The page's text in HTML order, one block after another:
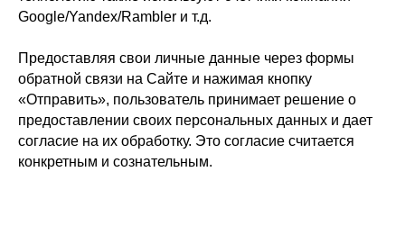
Google/Yandex/Rambler и т.д.
Предоставляя свои личные данные через формы
обратной связи на Сайте и нажимая кнопку
«Отправить», пользователь принимает решение о
предоставлении своих персональных данных и дает
согласие на их обработку. Это согласие считается
конкретным и сознательным.